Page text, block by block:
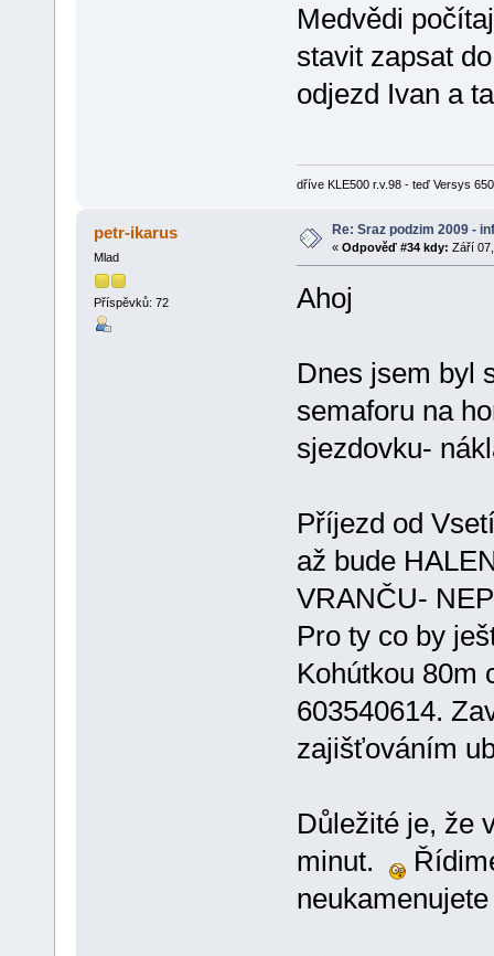
Medvědi
stavit zapsat
odjezd Ivan a
dříve KLE500 r.v.98 - teď Versys
petr-ikarus
Mlad
Příspěvků: 72
Re: Sraz podzim 2009 -
« Odpověď #34 kdy: Září
Ahoj
Dnes jsem byl
semaforu na
sjezdovku-
Příjezd od
až bude
VRANČU-
Pro ty co by
Kohútkou 80m
603540614.
zajišťováním
Důležité je, že
minut.